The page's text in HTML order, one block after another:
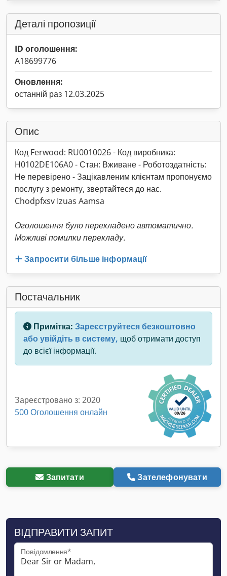
Деталі пропозиції
ID оголошення:
A18699776
Оновлення:
останній раз 12.03.2025
Опис
Код Ferwood: RU0010026 - Код виробника:
H0102DE106A0 - Стан: Вживане - Роботоздатність:
Не перевірено - Зацікавленим клієнтам пропонуємо
послугу з ремонту, звертайтеся до нас.
Chodpfxsv Izuas Aamsa
Оголошення було перекладено автоматично.
Можливі помилки перекладу.
Запросити більше інформації
Постачальник
Примітка: Зареєструйтеся безкоштовно
або увійдіть в систему, щоб отримати доступ
до всієї інформації.
Зареєстровано з: 2020
500 Оголошення онлайн
Запитати Зателефонувати
ВІДПРАВИТИ ЗАПИТ
Повідомлення*